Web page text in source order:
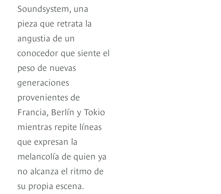
Soundsystem, una
pieza que retrata la
angustia de un
conocedor que siente el
peso de nuevas
generaciones
provenientes de
Francia, Berlín y Tokio
mientras repite líneas
que expresan la
melancolía de quien ya
no alcanza el ritmo de
su propia escena.